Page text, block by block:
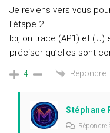
Je reviens vers vous
l’étape 2.
Ici, on trace (AP1) et (IJ)
préciser qu’elles sont
4 Répondre
Stéphane
Répondre